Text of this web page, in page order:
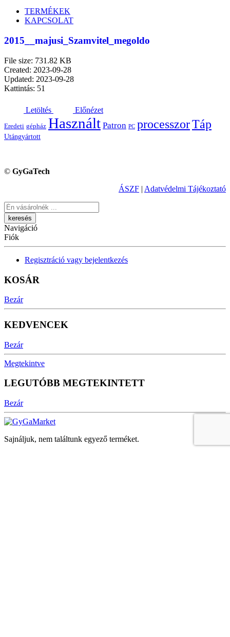
TERMÉKEK
KAPCSOLAT
2015__majusi_Szamvitel_megoldo
File size: 731.82 KB
Created: 2023-09-28
Updated: 2023-09-28
Kattintás: 51
Letöltés Előnézet
Eredeti gépház Használt Patron PC processzorTáp
Utángyártott
© GyGaTech
ÁSZF | Adatvédelmi Tájékoztató
Keresés
Navigáció
Fiók
Regisztráció vagy bejelentkezés
KOSÁR
Bezár
KEDVENCEK
Bezár
Megtekintve
LEGUTÓBB MEGTEKINTETT
Bezár
Sajnáljuk, nem találtunk egyező terméket.